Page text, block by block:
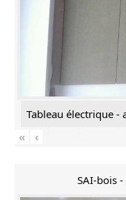
Tableau électrique -
«
‹
SAI-bois